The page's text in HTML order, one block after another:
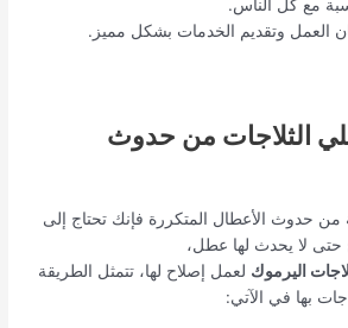
مع كل الناس.
العمل وتقديم الخدمات بشكل مميز.
الثلاجات من حدوث
من حدوث الأعطال المتكررة فإنك تحتاج إلى
لا يحدث لها عطل،
اليرموك لعمل إصلاح لها، تتمثل الطريقة
بها في الآتي: